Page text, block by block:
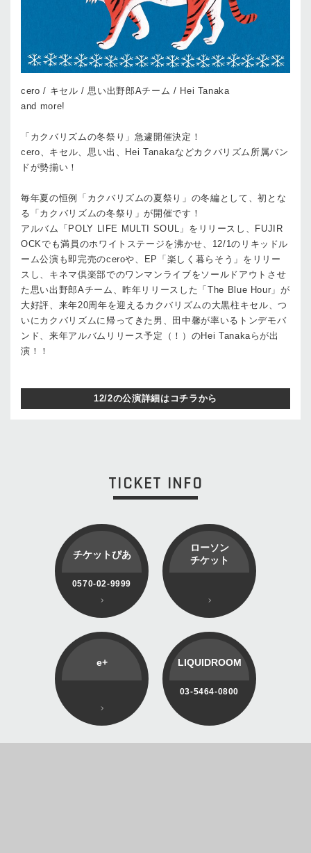
cero / キセル / 思い出野郎Aチーム / Hei Tanaka
and more!
「カクバリズムの冬祭り」急遽開催決定！
cero、キセル、思い出、Hei Tanakaなどカクバリズム所属バン
ドが勢揃い！
毎年夏の恒例「カクバリズムの夏祭り」の冬編として、初とな
る「カクバリズムの冬祭り」が開催です！
アルバム「POLY LIFE MULTI SOUL」をリリースし、FUJIR
OCKでも満員のホワイトステージを沸かせ、12/1のリキッドル
ーム公演も即完売のceroや、EP「楽しく暮らそう」をリリー
スし、キネマ倶楽部でのワンマンライブをソールドアウトさせ
た思い出野郎Aチーム、昨年リリースした「The Blue Hour」が
大好評、来年20周年を迎えるカクバリズムの大黒柱キセル、つ
いにカクバリズムに帰ってきた男、田中馨が率いるトンデモバ
ンド、来年アルバムリリース予定（！）のHei Tanakaらが出
演！！
12/2の公演詳細はコチラから
TICKET INFO
チケットぴあ
0570-02-9999
ローソン
チケット
e+ LIQUIDROOM
03-5464-0800